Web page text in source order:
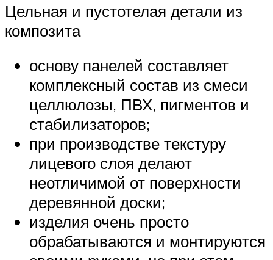
Цельная и пустотелая детали из
композита
основу панелей составляет
комплексный состав из смеси
целлюлозы, ПВХ, пигментов и
стабилизаторов;
при производстве текстуру
лицевого слоя делают
неотличимой от поверхности
деревянной доски;
изделия очень просто
обрабатываются и монтируются